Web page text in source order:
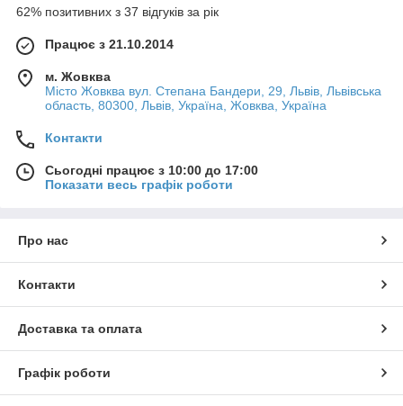
62% позитивних з 37 відгуків за рік
Працює з 21.10.2014
м. Жовква
Місто Жовква вул. Степана Бандери, 29, Львів, Львівська
область, 80300, Львів, Україна, Жовква, Україна
Контакти
Сьогодні працює з 10:00 до 17:00
Показати весь графік роботи
Про нас
Контакти
Доставка та оплата
Графік роботи